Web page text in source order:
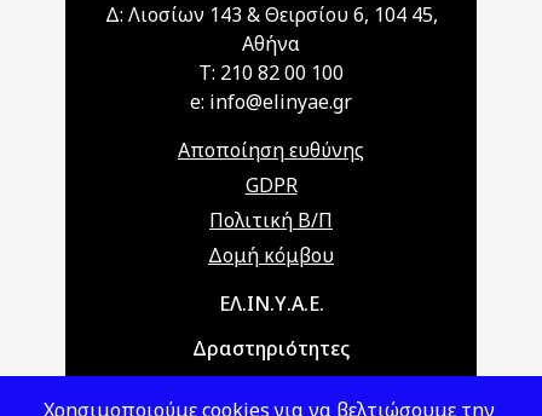
Δ: Λιοσίων 143 & Θειρσίου 6, 104 45,
Αθήνα
T: 210 82 00 100
e: info@elinyae.gr
Αποποίηση ευθύνης
GDPR
Πολιτική Β/Π
Δομή κόμβου
Main navigationΕΛ.ΙΝ.Υ.Α.Ε.
Δραστηριότητες
Χρησιμοποιούμε cookies για να βελτιώσουμε την